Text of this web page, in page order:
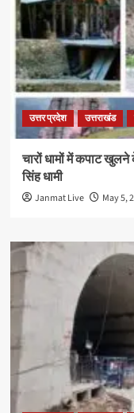
उत्तर प्रदेश उत्तराखंड
चारों धामों में कपाट
सिंह धामी
Janmat Live May 5,